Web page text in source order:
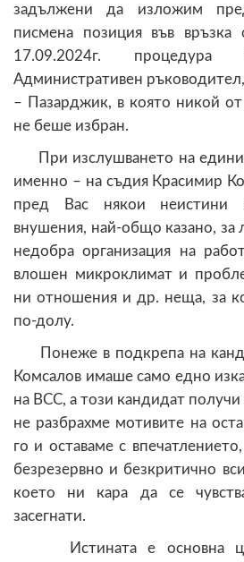
задължени да изложим
писмена позиция във връзка
17.09.2024г.
Административен
– Пазарджик, в която никой
не беше избран.
При изслушването на
именно – на съдия Красимир
пред Вас някои неистини
внушения, най-общо казано, за
недобра организация на
влошен микроклимат и
ни отношения и др. неща, за
по-долу.
Понеже в подкрепа на
Комсалов имаше само едно
на ВСС, а този кандидат получи
не разбрахме мотивите на
го и оставаме с
безрезервно и безкритично
което ни кара да се
засегнати.
Истината е основна